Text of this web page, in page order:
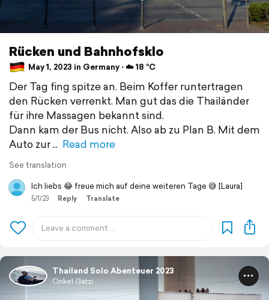
Rücken und Bahnhofsklo
May 1, 2023 in Germany ⋅ ☁️ 18 °C
Der Tag fing spitze an. Beim Koffer runtertragen
den Rücken verrenkt. Man gut das die Thailänder
für ihre Massagen bekannt sind.
Dann kam der Bus nicht. Also ab zu Plan B. Mit dem
Auto zur
Read more
See translation
Ich liebs 😂 freue mich auf deine weiteren Tage 😅 [Laura]
5/1/23 Reply Translate
Thailand Solo Abenteuer 2023
Onkel Gatzi